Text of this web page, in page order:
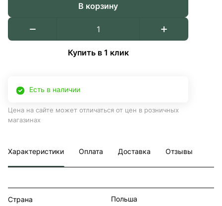
В корзину
Купить в 1 клик
Есть в наличии
Цена на сайте может отличаться от цен в розничных
магазинах
Характеристики Оплата Доставка Отзывы
Страна Польша